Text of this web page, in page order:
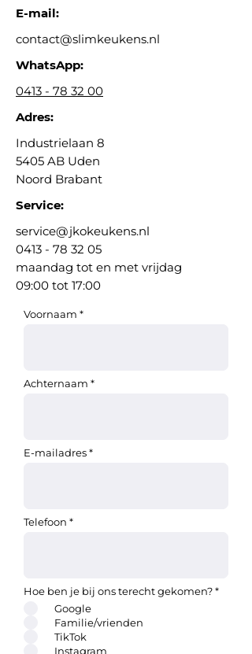
E-mail:
contact@slimkeukens.nl
WhatsApp:
0413 - 78 32 00
Adres:
Industrielaan 8
5405 AB Uden
Noord Brabant
Service:
service@jkokeukens.nl
0413 - 78 32 05
maandag tot en met vrijdag
09:00 tot 17:00
Voornaam
Achternaam
E-mailadres
Telefoon
Hoe ben je bij ons terecht gekomen?*
Google
Familie/vrienden
TikTok
Instagram